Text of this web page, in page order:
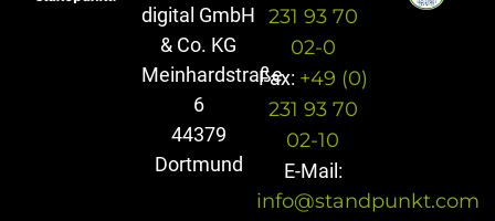
digital GmbH
& Co. KG
Meinhardstraße
6
44379
Dortmund
231 93 70
02-0
Fax: +49 (0)
231 93 70
02-10
E-Mail:
info@standpunkt.com